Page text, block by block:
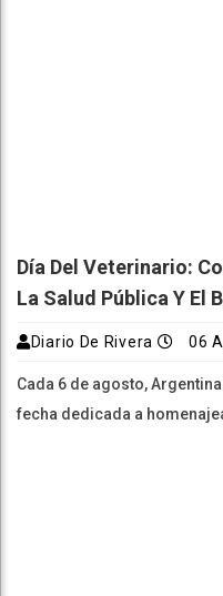
Día Del Veterinario:
La Salud Pública Y El
Diario De Rivera 06
Cada 6 de agosto,
fecha dedicada a